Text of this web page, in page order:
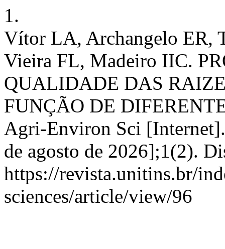
1.
Vítor LA, Archangelo ER,
Vieira FL, Madeiro IIC.
QUALIDADE DAS
FUNÇÃO DE
Agri-Environ Sci
de agosto de 2026];1(2).
https://revista.unitins.br/
sciences/article/view/96